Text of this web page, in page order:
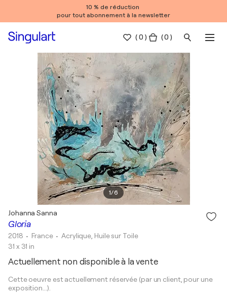
10 % de réduction
pour tout abonnement à la newsletter
(0 ) ( 0 )
1/6
Gloria
Johanna Sanna
2018 • France •Acrylique, Huile sur Toile
31 x 31 in
Actuellement non disponible à la vente
Cette oeuvre est actuellement réservée (par un client, pour une
exposition...).